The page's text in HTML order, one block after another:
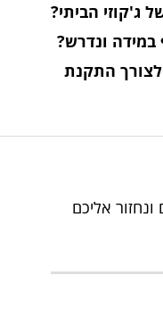
ג'קוזי הביתי?
במידה ונדרש?
התקנת
אליכם